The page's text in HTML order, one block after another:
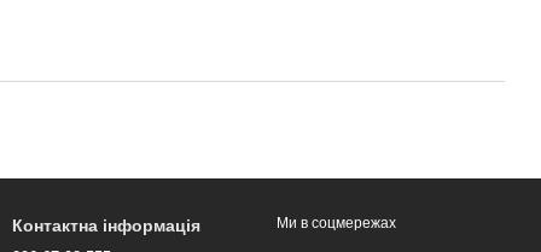
Контактна інформація Ми в соцмережах